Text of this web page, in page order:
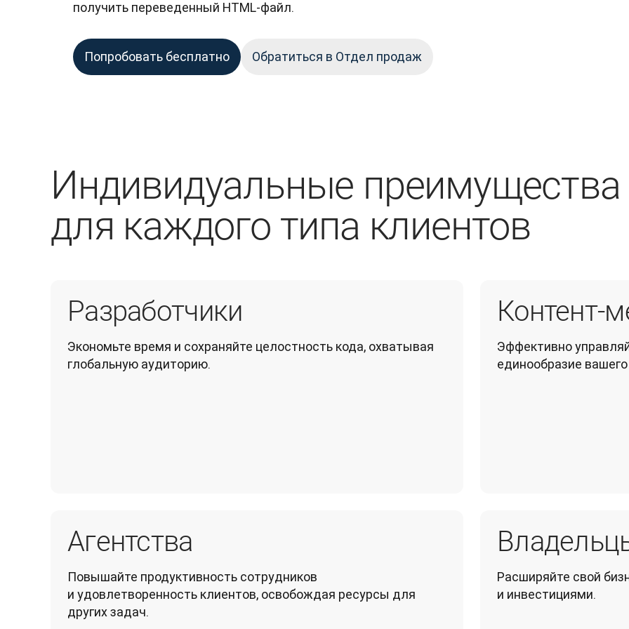
получить переведенный HTML-файл.
Попробовать бесплатно Обратиться в Отдел продаж
Индивидуальные преимущества
для каждого типа клиентов
Разработчики
Экономьте время и сохраняйте целостность кода, охватывая
глобальную аудиторию.
Контент-
Эффективно
единообразие
Агентства
Повышайте продуктивность сотрудников
и удовлетворенность клиентов, освобождая ресурсы для
других задач.
Расширяйте свой
и инвестициями.